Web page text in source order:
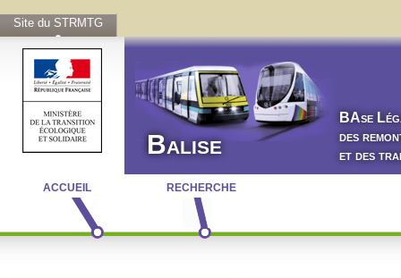
Site du STRMTG
Balise
BAse L
des
et des
ACCUEIL RECHERCHE